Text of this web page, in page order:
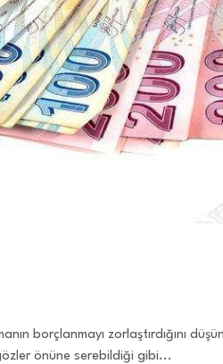
borçlanmayı zorlaştırdığını
gözler önüne serebildiği gibi...